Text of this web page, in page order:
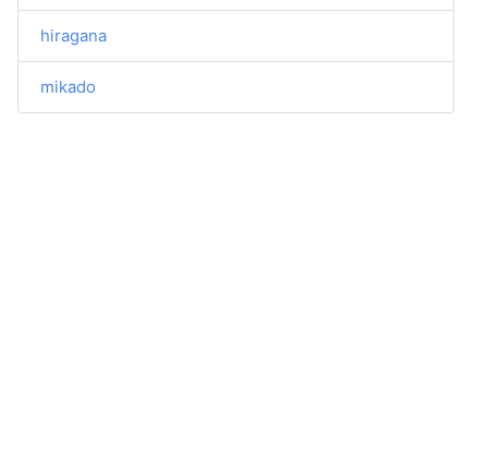
hiragana
mikado